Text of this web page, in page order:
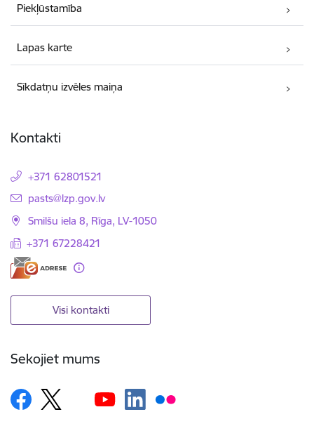
Piekļūstamība
Lapas karte
Sīkdatņu izvēles maiņa
Kontakti
+371 62801521
E-pasts:
pasts@lzp.gov.lv
Smilšu iela 8, Rīga, LV-1050
+371 67228421
Visi kontakti
Sekojiet mums